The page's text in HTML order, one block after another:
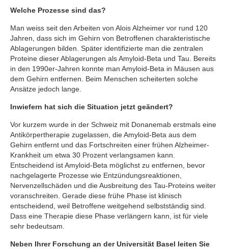
Welche Prozesse sind das?
Man weiss seit den Arbeiten von Alois Alzheimer vor rund 120
Jahren, dass sich im Gehirn von Betroffenen charakteristische
Ablagerungen bilden. Später identifizierte man die zentralen
Proteine dieser Ablagerungen als Amyloid-Beta und Tau. Bereits
in den 1990er-Jahren konnte man Amyloid-Beta in Mäusen aus
dem Gehirn entfernen. Beim Menschen scheiterten solche
Ansätze jedoch lange.
Inwiefern hat sich die Situation jetzt geändert?
Vor kurzem wurde in der Schweiz mit Donanemab erstmals eine
Antikörpertherapie zugelassen, die Amyloid-Beta aus dem
Gehirn entfernt und das Fortschreiten einer frühen Alzheimer-
Krankheit um etwa 30 Prozent verlangsamen kann.
Entscheidend ist Amyloid-Beta möglichst zu entfernen, bevor
nachgelagerte Prozesse wie Entzündungsreaktionen,
Nervenzellschäden und die Ausbreitung des Tau-Proteins weiter
voranschreiten. Gerade diese frühe Phase ist klinisch
entscheidend, weil Betroffene weitgehend selbstständig sind.
Dass eine Therapie diese Phase verlängern kann, ist für viele
sehr bedeutsam.
Neben Ihrer Forschung an der Universität Basel leiten Sie